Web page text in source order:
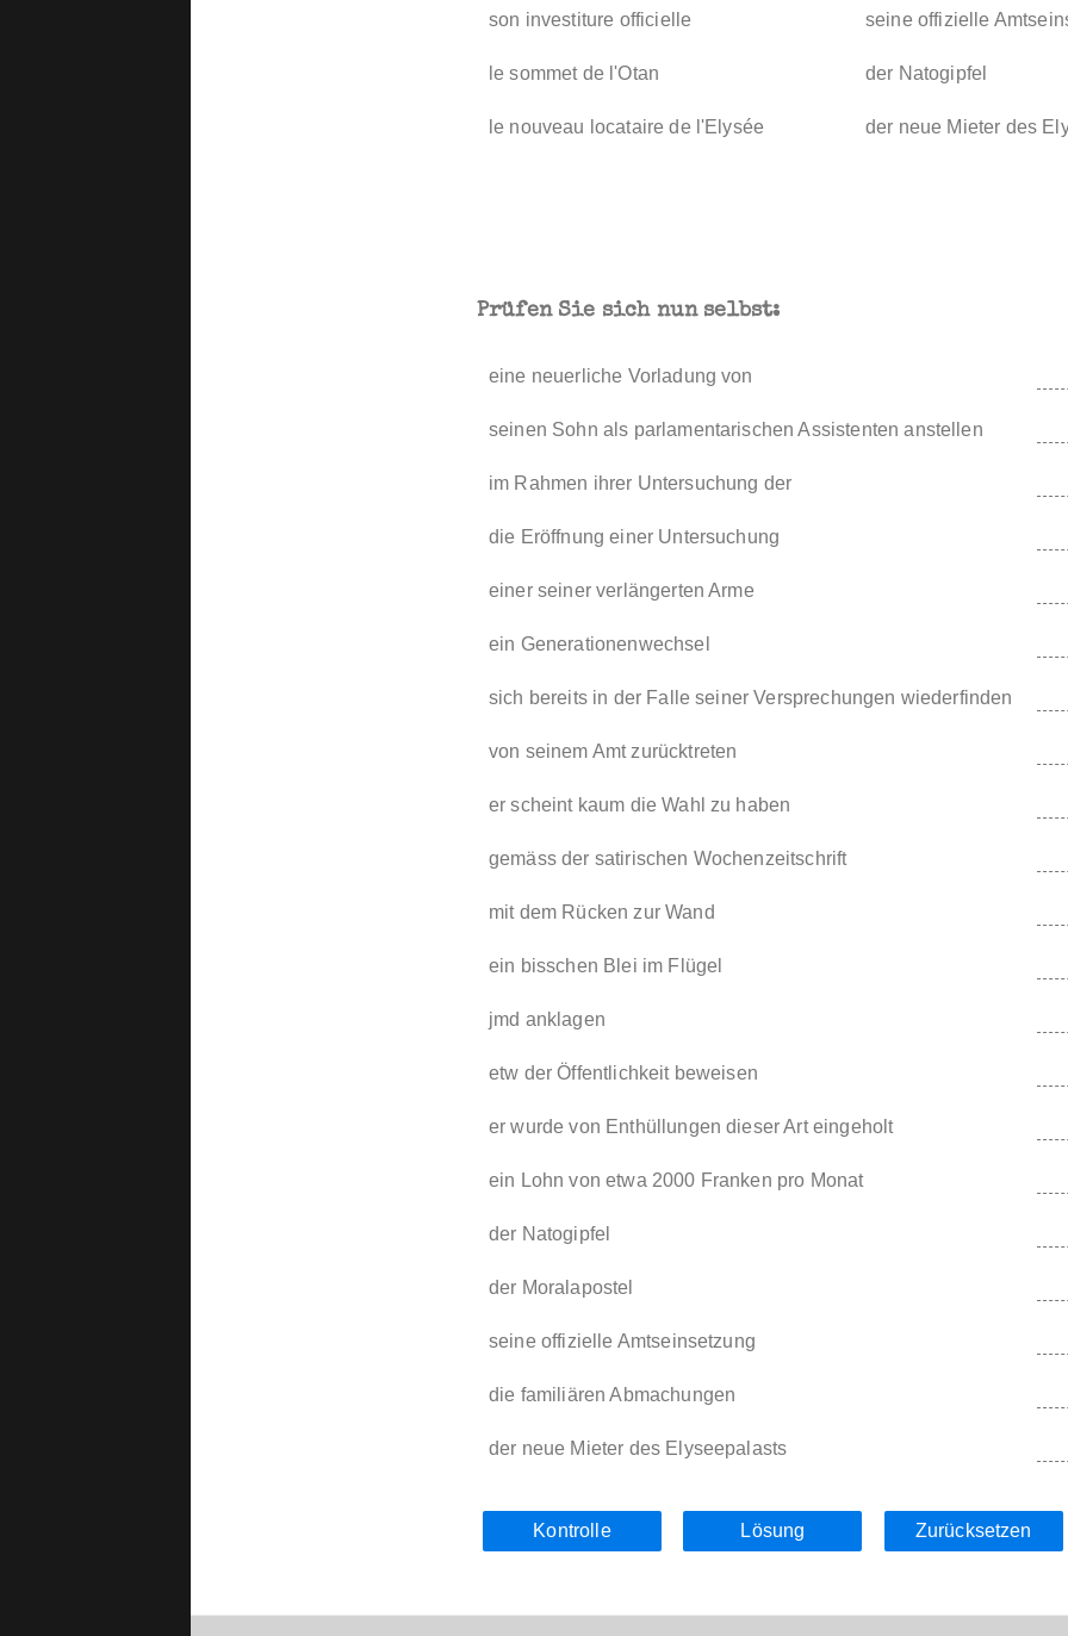
son investiture officielle seine offizielle
le sommet de l'Otan der Natogipfel
le nouveau locataire de l'Elysée der neue Mieter des
Prüfen Sie sich nun selbst:
eine neuerliche Vorladung von
seinen Sohn als parlamentarischen Assistenten anstellen
im Rahmen ihrer Untersuchung der
die Eröffnung einer Untersuchung
einer seiner verlängerten Arme
ein Generationenwechsel
sich bereits in der Falle seiner Versprechungen wiederfinden
von seinem Amt zurücktreten
er scheint kaum die Wahl zu haben
gemäss der satirischen Wochenzeitschrift
mit dem Rücken zur Wand
ein bisschen Blei im Flügel
jmd anklagen
etw der Öffentlichkeit beweisen
er wurde von Enthüllungen dieser Art eingeholt
ein Lohn von etwa 2000 Franken pro Monat
der Natogipfel
der Moralapostel
seine offizielle Amtseinsetzung
die familiären Abmachungen
der neue Mieter des Elyseepalasts
Kontrolle Lösung Zurücksetzen